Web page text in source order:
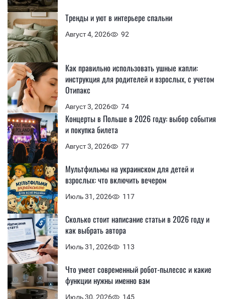
Август 4, 2026 92
Тренды и уют в интерьере спальни
Август 3, 2026 74
Как правильно использовать ушные капли:
инструкция для родителей и взрослых, с учетом
Отипакс
Август 3, 2026 77
Концерты в Польше в 2026 году: выбор события
и покупка билета
Июль 31, 2026 117
Мультфильмы на украинском для детей и
взрослых: что включить вечером
Июль 31, 2026 113
Сколько стоит написание статьи в 2026 году и
как выбрать автора
Июль 30, 2026 145
Что умеет современный робот-пылесос и какие
функции нужны именно вам